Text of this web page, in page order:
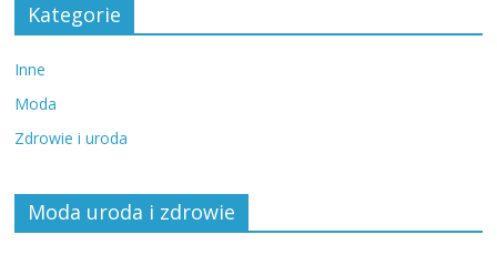
Kategorie
Inne
Moda
Zdrowie i uroda
Moda uroda i zdrowie